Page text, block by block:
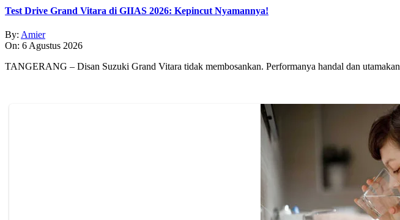
Test Drive Grand Vitara di GIIAS 2026: Kepincut Nyamannya!
By: Amier
On: 6 Agustus 2026
TANGERANG – Disan Suzuki Grand Vitara tidak membosankan. Performanya handal dan utamakan